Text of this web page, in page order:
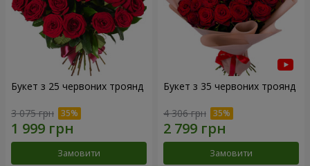
Букет з 25 червоних троянд
3 075 грн
Замовити
Букет з 35 червоних троянд
4 306 грн
Замовити